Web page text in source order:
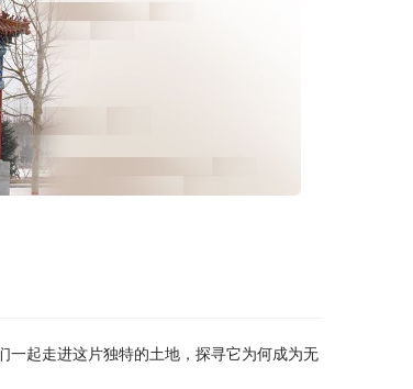
一起走进这片独特的土地，探寻它为何成为无